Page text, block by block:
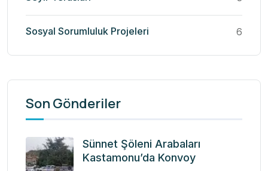
Sosyal Sorumluluk Projeleri 6
Son Gönderiler
Sünnet Şöleni Arabaları
Kastamonu’da Konvoy